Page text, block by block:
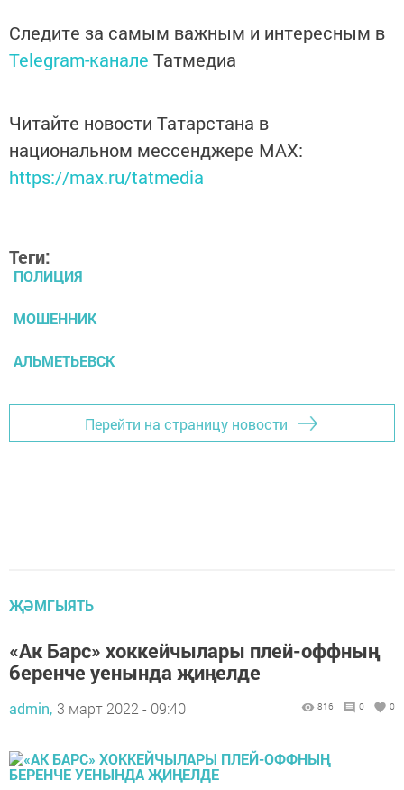
Следите за самым важным и интересным в
Telegram-канале Татмедиа
Читайте новости Татарстана в
национальном мессенджере MАХ:
https://max.ru/tatmedia
Теги:
ПОЛИЦИЯ
МОШЕННИК
АЛЬМЕТЬЕВСК
Перейти на страницу новости
ҖӘМГЫЯТЬ
«Ак Барс» хоккейчылары плей-оффның
беренче уенында җиңелде
admin, 3 март 2022 - 09:40 816 0 0